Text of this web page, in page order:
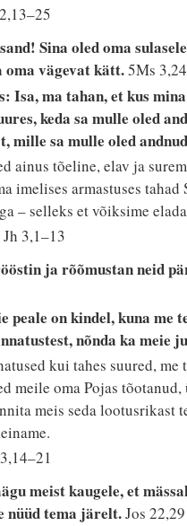
Sina oled oma
oma vägevat kätt.5Ms 3,24
Isa, ma tahan, et kus
keda sa mulle oled
mille sa mulle oled
ainus tõeline, elav ja
imelises armastuses
– selleks et võiksime
3,1–13
ja rõõmustan neid
peale on kindel, kuna me
nõnda ka meie
kui tahes suured,
meile oma Pojas tõotanud,
meis seda lootusrikast
meist kaugele, et
nüüd tema järelt.Jos 22,29